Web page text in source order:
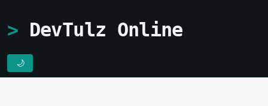
DevTulz Online
🌙